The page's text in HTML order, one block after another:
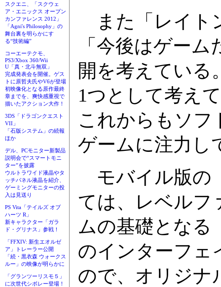
スクエニ、「スクウェ
ア・エニックス オープン
カンファレンス 2012」
「Agni's Philosophy」の
舞台裏を明らかにす
る“技術編”
コーエーテクモ、
PS3/Xbox 360/Wii
U「真・北斗無双」
完成発表会を開催。ゲス
トに原哲夫氏やV6が登場
初映像化となる原作最終
章までを、爽快感重視で
描いたアクション大作！
3DS「ドラゴンクエスト
VII」
「石版システム」の続報
ほか
デル、PCモニター新製品
説明会で“スマートモニ
ター”を披露
ウルトラワイド液晶やタ
ッチパネル液晶を紹介、
ゲーミングモニターの投
入は見送り
PS Vita「テイルズ オブ
ハーツ R」
新キャラクター「ガラ
ド・グリナス」参戦！
「FFXIV: 新生エオルゼ
ア」トレーラー公開
「続・黒衣森 ウォークス
ルー」の映像が明らかに
「グランツーリスモ５」
に次世代シボレー登場！
また「レイト
「今後はゲー
開を考えている
1つとして考え
これからもソフ
ゲームに注力し
モバイル版の
ては、レベルフ
ムの基礎となる
のインターフェ
ので、オリジナ